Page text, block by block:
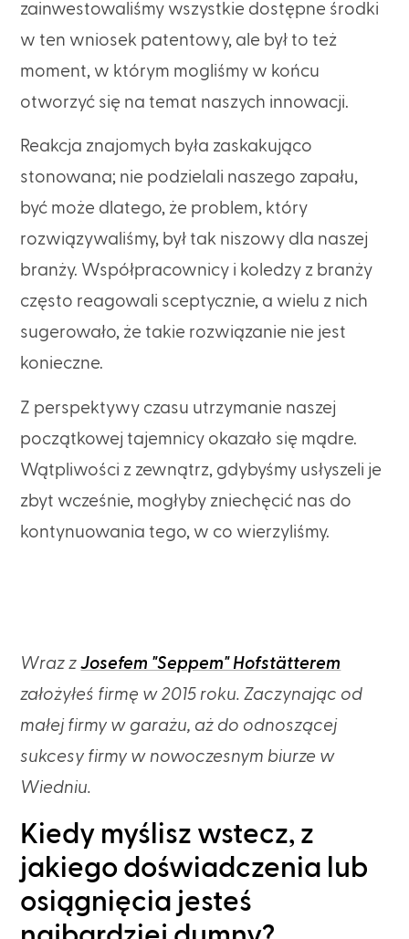
zainwestowaliśmy wszystkie dostępne środki
w ten wniosek patentowy, ale był to też
moment, w którym mogliśmy w końcu
otworzyć się na temat naszych innowacji.
Reakcja znajomych była zaskakująco
stonowana; nie podzielali naszego zapału,
być może dlatego, że problem, który
rozwiązywaliśmy, był tak niszowy dla naszej
branży. Współpracownicy i koledzy z branży
często reagowali sceptycznie, a wielu z nich
sugerowało, że takie rozwiązanie nie jest
konieczne.
Z perspektywy czasu utrzymanie naszej
początkowej tajemnicy okazało się mądre.
Wątpliwości z zewnątrz, gdybyśmy usłyszeli je
zbyt wcześnie, mogłyby zniechęcić nas do
kontynuowania tego, w co wierzyliśmy.
Wraz zJosefem "Seppem" Hofstätterem
założyłeś firmę w 2015 roku. Zaczynając od
małej firmy w garażu, aż do odnoszącej
sukcesy firmy w nowoczesnym biurze w
Wiedniu.
Kiedy myślisz wstecz, z
jakiego doświadczenia lub
osiągnięcia jesteś